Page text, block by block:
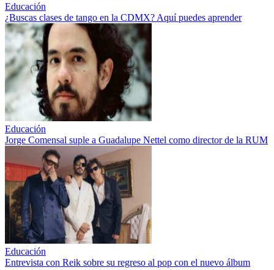
Educación
¿Buscas clases de tango en la CDMX? Aquí puedes aprender
Educación
Jorge Comensal suple a Guadalupe Nettel como director de la RUM
Educación
Entrevista con Reik sobre su regreso al pop con el nuevo álbum